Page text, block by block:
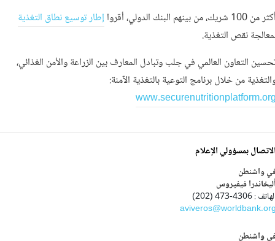
100 شريك، من بينهم البنك الدولي، أقروا
إطار توسيع نطاق التغذية
نقص التغذية.
التعاون العالمي في جلب وتبادل المعارف بين الزراعة والأمن الغذائي،
من خلال برنامج التوعية بالتغذية الآمنة:
بمسؤولي الإعلام
واشنطن
فيفيروس
: 4306-473 (202)
واشنطن